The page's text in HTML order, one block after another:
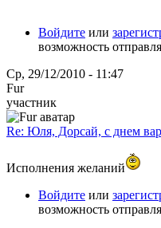
Войдите или
возможность
Ср, 29/12/2010 - 11:47
Fur
участник
Re: Юля, Дорсай, с днем
Исполнения желаний
Войдите или
возможность